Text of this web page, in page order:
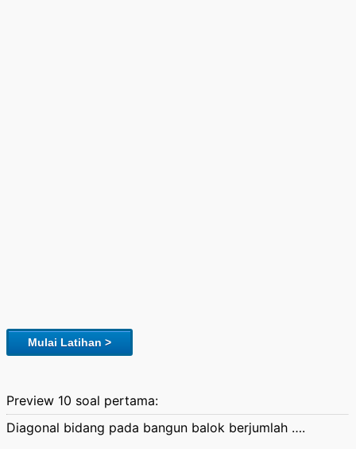
Mulai Latihan >
Preview 10 soal pertama:
Diagonal bidang pada bangun balok berjumlah ….